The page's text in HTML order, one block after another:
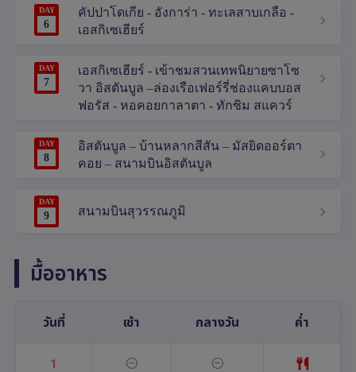
DAY
6
คัปปาโดเกีย - อังการ่า - ทะเลสาบเกลือ -
เอสกิเซเฮียร์
DAY
7
เอสกิเซเฮียร์ - เข้าชมสวนเทพนิยายซาโซ
วา อิสตันบูล –ล่องเรือเฟอร์รี่ช่องแคบบอส
ฟอรัส - หอคอยกาลาตา - ทักซิม สแควร์
DAY
8
อิสตันบูล – บ้านหลากสีสัน – มัสยิดออร์ตา
คอย – สนามบินอิสตันบูล
DAY
9 สนามบินสุวรรณภูมิ
มื้ออาหาร
วันที่ เช้า กลางวัน ค่ำ
1